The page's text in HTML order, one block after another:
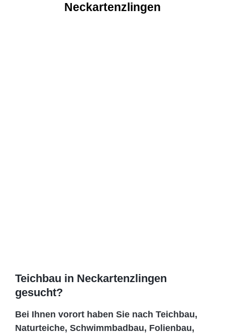
Neckartenzlingen
Teichbau in Neckartenzlingen
gesucht?
Bei Ihnen vorort haben Sie nach Teichbau,
Naturteiche, Schwimmbadbau, Folienbau,